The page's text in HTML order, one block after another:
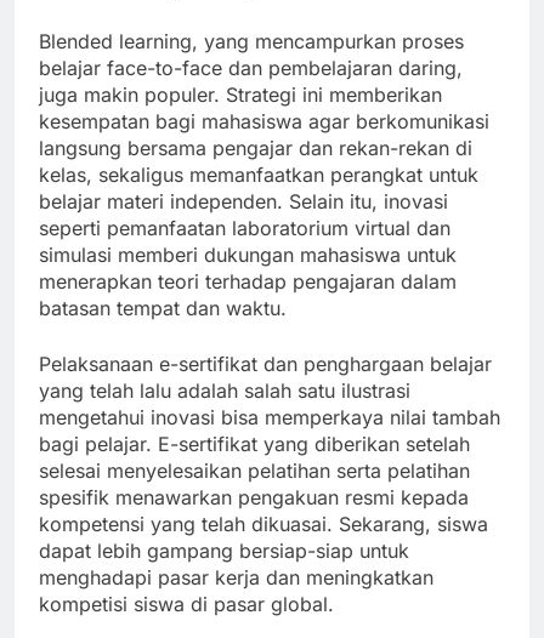
Blended learning, yang mencampurkan proses
belajar face-to-face dan pembelajaran daring,
juga makin populer. Strategi ini memberikan
kesempatan bagi mahasiswa agar berkomunikasi
langsung bersama pengajar dan rekan-rekan di
kelas, sekaligus memanfaatkan perangkat untuk
belajar materi independen. Selain itu, inovasi
seperti pemanfaatan laboratorium virtual dan
simulasi memberi dukungan mahasiswa untuk
menerapkan teori terhadap pengajaran dalam
batasan tempat dan waktu.
Pelaksanaan e-sertifikat dan penghargaan belajar
yang telah lalu adalah salah satu ilustrasi
mengetahui inovasi bisa memperkaya nilai tambah
bagi pelajar. E-sertifikat yang diberikan setelah
selesai menyelesaikan pelatihan serta pelatihan
spesifik menawarkan pengakuan resmi kepada
kompetensi yang telah dikuasai. Sekarang, siswa
dapat lebih gampang bersiap-siap untuk
menghadapi pasar kerja dan meningkatkan
kompetisi siswa di pasar global.